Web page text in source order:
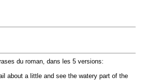
du roman, dans les 5 versions:
about a little and see the watery part of the